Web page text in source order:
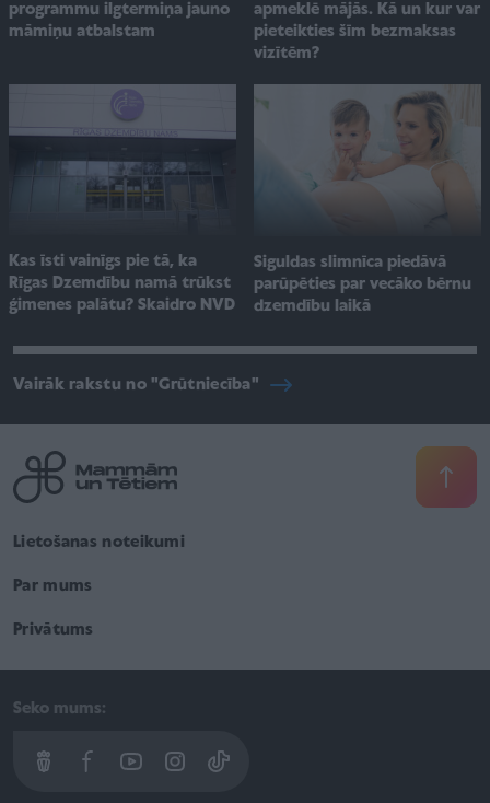
programmu ilgtermiņa jauno
māmiņu atbalstam
apmeklē mājās. Kā un kur var
pieteikties šīm bezmaksas
vizītēm?
Kas īsti vainīgs pie tā, ka
Rīgas Dzemdību namā trūkst
ģimenes palātu? Skaidro NVD
Siguldas slimnīca piedāvā
parūpēties par vecāko bērnu
dzemdību laikā
Vairāk rakstu no "Grūtniecība"
Lietošanas noteikumi
Par mums
Privātums
Seko mums: